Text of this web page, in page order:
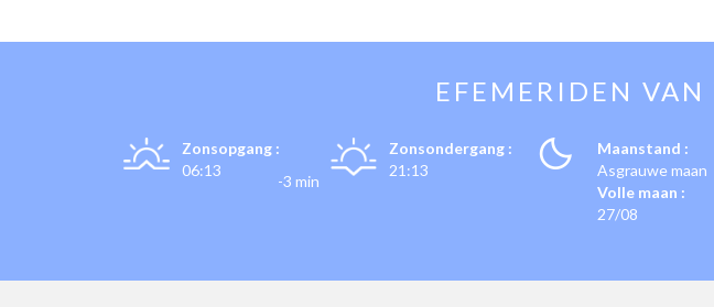
EFEMERIDEN VAN
Zonsopgang :
06:13
-3 min
Zonsondergang :
21:13
Maanstand :
Asgrauwe maan
Volle maan :
27/08